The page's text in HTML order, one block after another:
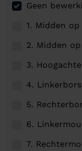
Geen
1. Midden
2. Midden
3.
4.
5.
6.
7.